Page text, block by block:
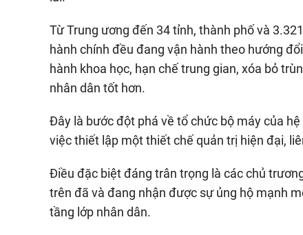
Từ Trung ương đến 34 tỉnh, thành phố và
hành chính đều đang vận hành theo hướng
hành khoa học, hạn chế trung gian, xóa bỏ
nhân dân tốt hơn.
Đây là bước đột phá về tổ chức bộ máy của
việc thiết lập một thiết chế quản trị hiện đại,
Điều đặc biệt đáng trân trọng là các chủ
trên đã và đang nhận được sự ủng hộ mạnh
tầng lớp nhân dân.